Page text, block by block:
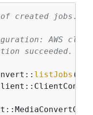
created jobs.
AWS
succeeded.
listJobs (